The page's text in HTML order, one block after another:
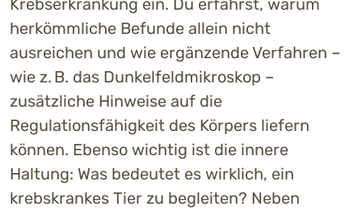
Krebserkrankung ein. Du erfährst, warum
herkömmliche Befunde allein nicht
ausreichen und wie ergänzende Verfahren –
wie z. B. das Dunkelfeldmikroskop –
zusätzliche Hinweise auf die
Regulationsfähigkeit des Körpers liefern
können. Ebenso wichtig ist die innere
Haltung: Was bedeutet es wirklich, ein
krebskrankes Tier zu begleiten? Neben